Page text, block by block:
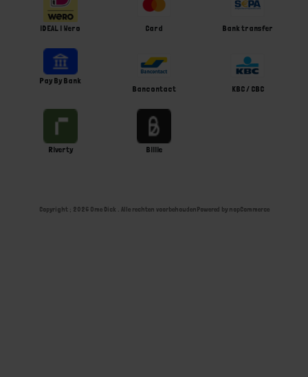
iDEAL | Wero Card Bank transfer
Pay By Bank
Bancontact
KBC / CBC
Riverty Billie
Copyright ; 2026 Ome Dick . Alle rechten voorbehoudenPowered by nopCommerce